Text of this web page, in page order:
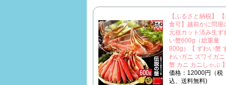
【ふるさと納税】 【
食可】越前かに問屋
元祖カット済み生ず
い蟹600g（総重量
800g）【 ずわい蟹
わいガニ ズワイガニ
蟹 カニ カニしゃぶ 】
価格：12000円（税
込、送料無料)